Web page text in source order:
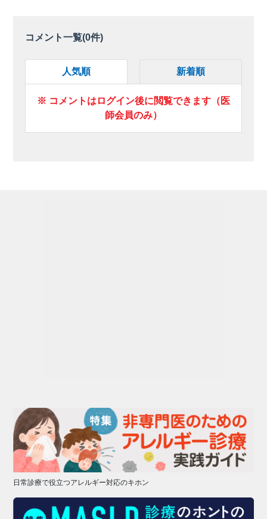
コメント一覧(0件)
人気順 新着順
※ コメントはログイン後に閲覧できます（医
師会員のみ）
日常診療で役立つアレルギー対応のキホン